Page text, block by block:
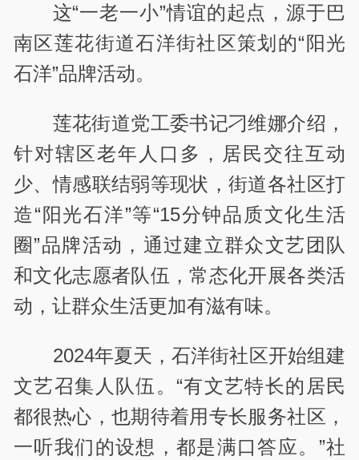
这“一老一小”情谊的起点，源于巴
南区莲花街道石洋街社区策划的“阳光
石洋”品牌活动。
莲花街道党工委书记刁维娜介绍，
针对辖区老年人口多，居民交往互动
少、情感联结弱等现状，街道各社区打
造“阳光石洋”等“15分钟品质文化生活
圈”品牌活动，通过建立群众文艺团队
和文化志愿者队伍，常态化开展各类活
动，让群众生活更加有滋有味。
2024年夏天，石洋街社区开始组建
文艺召集人队伍。“有文艺特长的居民
都很热心，也期待着用专长服务社区，
一听我们的设想，都是满口答应。”社